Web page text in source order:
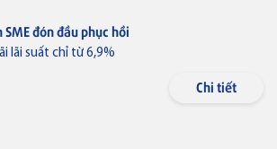
đón đầu phục hồi
lãi suất chỉ từ 6,9%
Chi tiết
Thẻ tín dụng
Thẻ tín dụng BVBank JCB